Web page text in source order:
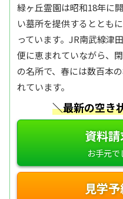
緑ヶ丘霊園は昭和18年に
い墓所を提供するととも
っています。JR南武線津
便に恵まれていながら、
の名所で、春には数百本
れています。
＼最新の空き
資料請
見学予